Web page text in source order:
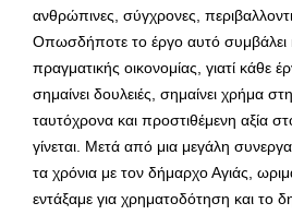
ανθρώπινες, σύγχρονες,
Οπωσδήποτε το έργο αυτό συμβάλει
πραγματικής οικονομίας, γιατί κάθε
σημαίνει δουλειές, σημαίνει χρήμα
ταυτόχρονα και προστιθέμενη αξία
γίνεται. Μετά από μια μεγάλη
τα χρόνια με τον δήμαρχο Αγιάς,
εντάξαμε για χρηματοδότηση και το